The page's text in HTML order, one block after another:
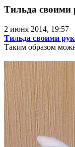
Тильда
2 июня 2014, 19:57
Тильда своими
Таким образом